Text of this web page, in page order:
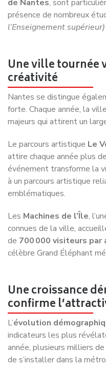
l’Enseignement supérieur)
créativité
Nantes se distingue
forte. Chaque année, la
majeurs qui attirent un
Le parcours artistique Le
événement transforme la
à un parcours artistique
emblématiques.
LesMachines de l’Île
de700 000 visiteurs par
célèbre Grand Éléphant
confirme
L’évolution
indicateurs les plus
année, plusieurs milliers
de s’installer dans la
s’explique par la
dynamisme économique,